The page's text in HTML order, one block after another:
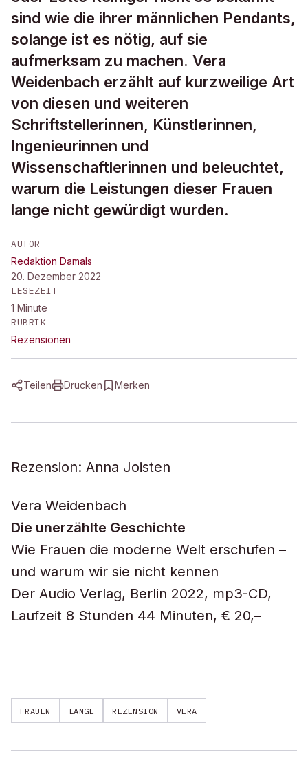
sind wie die ihrer männlichen Pendants,
solange ist es nötig, auf sie
aufmerksam zu machen. Vera
Weidenbach erzählt auf kurzweilige Art
von diesen und weiteren
Schriftstellerinnen, Künstlerinnen,
Ingenieurinnen und
Wissenschaftlerinnen und beleuchtet,
warum die Leistungen dieser Frauen
lange nicht gewürdigt wurden.
AUTOR
Redaktion Damals
20. Dezember 2022
LESEZEIT
1 Minute
RUBRIK
Rezensionen
Teilen Drucken Merken
Rezension: Anna Joisten
Vera Weidenbach
Die unerzählte Geschichte
Wie Frauen die moderne Welt erschufen –
und warum wir sie nicht kennen
Der Audio Verlag, Berlin 2022, mp3-CD,
Laufzeit 8 Stunden 44 Minuten, € 20,–
FRAUEN LANGE REZENSION VERA